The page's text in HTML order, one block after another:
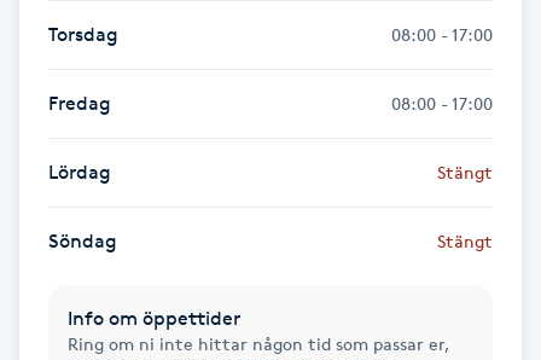
Hatha Yoga
Torsdag 08:00 - 17:00
Fredag 08:00 - 17:00
Lördag Stängt
Söndag Stängt
Info om öppettider
Ring om ni inte hittar någon tid som passar er,